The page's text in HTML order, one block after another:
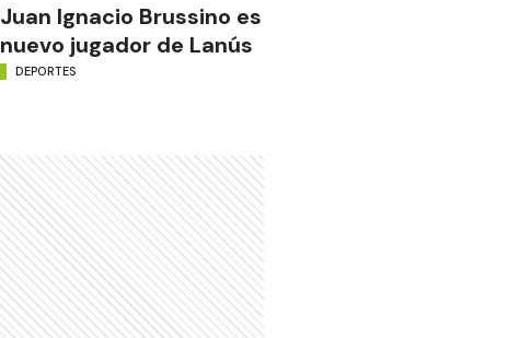
Juan Ignacio Brussino es
nuevo jugador de Lanús
DEPORTES